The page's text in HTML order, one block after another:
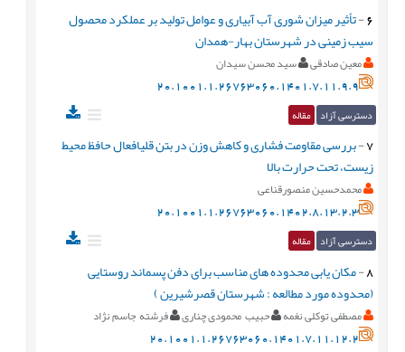
6
-تأثیر میزان شوری آب آبیاری و عوامل تولید بر عملکرد محصول
سیب زمینی در شهرستان بهار-همدان
معین صادقی سید محسن سیدان
20.1001.1.26763060.1401.7.11.9.9
دسترسی آزاد مقاله
7
-بررسی مقاومت فشاری و کاهش وزن در بتن قلیافعال حافظ محیط
زیست، تحت حرارت بالا
محمدحسین منصورقناعی
20.1001.1.26763060.1402.8.13.2.3
دسترسی آزاد مقاله
8
-مکان یابی محدوده های مناسب برای دفن پسماند روستایی
(محدوده مورد مطالعه : شهرستان قصرشیرین )
مصطفی توکلی نغمه حبیب محمودی چناری فرشته جاسم نژاد
20.1001.1.26763060.1401.7.11.12.2